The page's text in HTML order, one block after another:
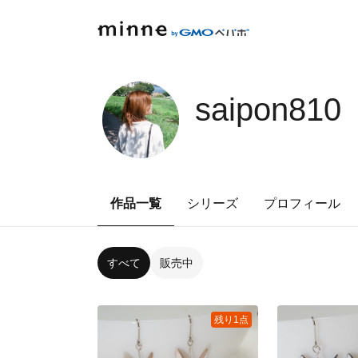
saipon810
作品一覧 シリーズ プロフィール
すべて 販売中
残り1点